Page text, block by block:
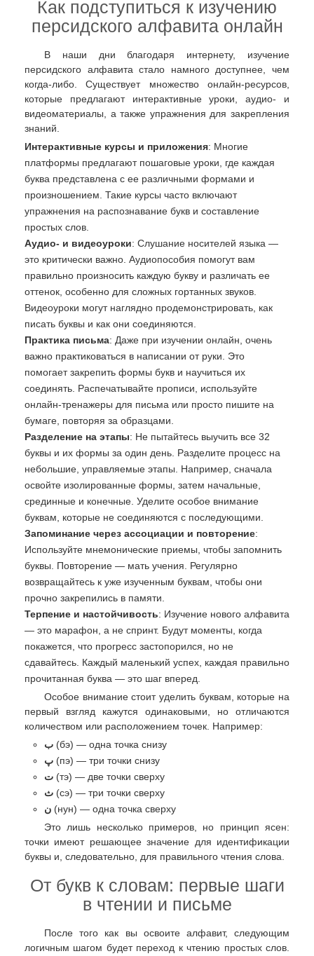
Как подступиться к изучению
персидского алфавита онлайн
В наши дни благодаря интернету, изучение
персидского алфавита стало намного доступнее, чем
когда-либо. Существует множество онлайн-ресурсов,
которые предлагают интерактивные уроки, аудио- и
видеоматериалы, а также упражнения для закрепления
знаний.
Интерактивные курсы и приложения: Многие
платформы предлагают пошаговые уроки, где каждая
буква представлена с ее различными формами и
произношением. Такие курсы часто включают
упражнения на распознавание букв и составление
простых слов.
Аудио- и видеоуроки: Слушание носителей языка —
это критически важно. Аудиопособия помогут вам
правильно произносить каждую букву и различать ее
оттенок, особенно для сложных гортанных звуков.
Видеоуроки могут наглядно продемонстрировать, как
писать буквы и как они соединяются.
Практика письма: Даже при изучении онлайн, очень
важно практиковаться в написании от руки. Это
помогает закрепить формы букв и научиться их
соединять. Распечатывайте прописи, используйте
онлайн-тренажеры для письма или просто пишите на
бумаге, повторяя за образцами.
Разделение на этапы: Не пытайтесь выучить все 32
буквы и их формы за один день. Разделите процесс на
небольшие, управляемые этапы. Например, сначала
освойте изолированные формы, затем начальные,
срединные и конечные. Уделите особое внимание
буквам, которые не соединяются с последующими.
Запоминание через ассоциации и повторение:
Используйте мнемонические приемы, чтобы запомнить
буквы. Повторение — мать учения. Регулярно
возвращайтесь к уже изученным буквам, чтобы они
прочно закрепились в памяти.
Терпение и настойчивость: Изучение нового алфавита
— это марафон, а не спринт. Будут моменты, когда
покажется, что прогресс застопорился, но не
сдавайтесь. Каждый маленький успех, каждая правильно
прочитанная буква — это шаг вперед.
Особое внимание стоит уделить буквам, которые на
первый взгляд кажутся одинаковыми, но отличаются
количеством или расположением точек. Например:
ب (бэ) — одна точка снизу
پ (пэ) — три точки снизу
ت (тэ) — две точки сверху
ث (сэ) — три точки сверху
ن (нун) — одна точка сверху
Это лишь несколько примеров, но принцип ясен:
точки имеют решающее значение для идентификации
буквы и, следовательно, для правильного чтения слова.
От букв к словам: первые шаги
в чтении и письме
После того как вы освоите алфавит, следующим
логичным шагом будет переход к чтению простых слов.